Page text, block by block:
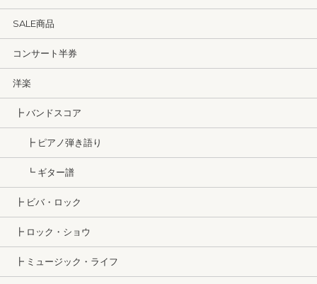
SALE商品
コンサート半券
洋楽
┣ バンドスコア
┣ ピアノ弾き語り
┗ ギター譜
┣ ビバ・ロック
┣ ロック・ショウ
┣ ミュージック・ライフ